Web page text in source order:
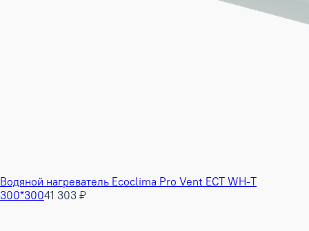
Водяной нагреватель Ecoclima Pro Vent ECT WH-T
300*30041 303 ₽